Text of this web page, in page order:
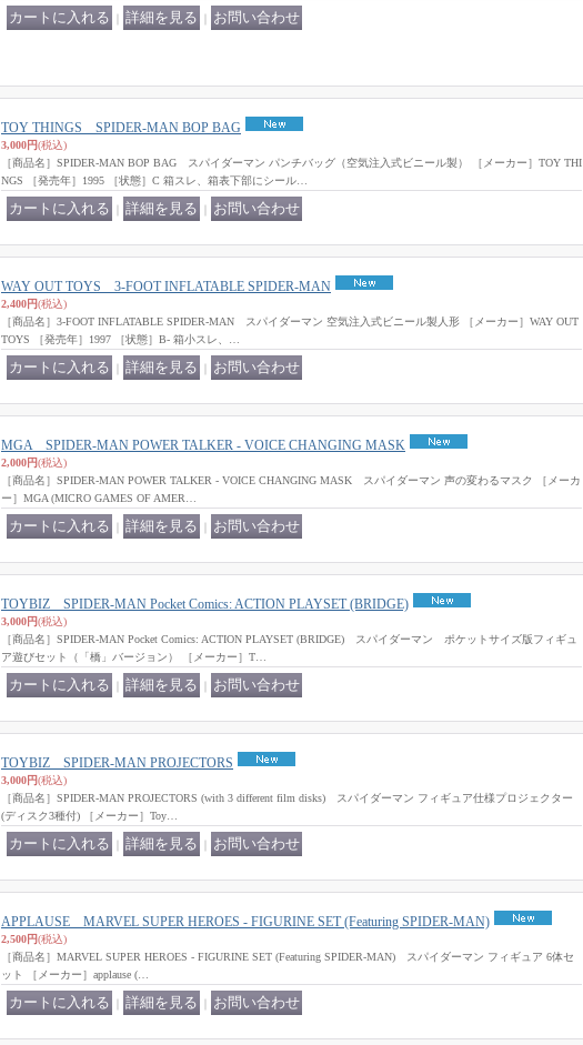
TOY THINGS SPIDER-MAN BOP BAG
3,000円(税込)
［商品名］SPIDER-MAN BOP BAG スパイダーマン パンチバッグ（空気注入式ビニール製） ［メーカー］TOY THI
NGS ［発売年］1995 ［状態］C 箱スレ、箱表下部にシール…
WAY OUT TOYS 3-FOOT INFLATABLE SPIDER-MAN
2,400円(税込)
［商品名］3-FOOT INFLATABLE SPIDER-MAN スパイダーマン 空気注入式ビニール製人形 ［メーカー］WAY OUT
TOYS ［発売年］1997 ［状態］B- 箱小スレ、…
MGA SPIDER-MAN POWER TALKER - VOICE CHANGING MASK
2,000円(税込)
［商品名］SPIDER-MAN POWER TALKER - VOICE CHANGING MASK スパイダーマン 声の変わるマスク ［メーカ
ー］MGA (MICRO GAMES OF AMER…
TOYBIZ SPIDER-MAN Pocket Comics: ACTION PLAYSET (BRIDGE)
3,000円(税込)
［商品名］SPIDER-MAN Pocket Comics: ACTION PLAYSET (BRIDGE) スパイダーマン ポケットサイズ版フィギュ
ア遊びセット（「橋」バージョン） ［メーカー］T…
TOYBIZ SPIDER-MAN PROJECTORS
3,000円(税込)
［商品名］SPIDER-MAN PROJECTORS (with 3 different film disks) スパイダーマン フィギュア仕様プロジェクター
(ディスク3種付) ［メーカー］Toy…
APPLAUSE MARVEL SUPER HEROES - FIGURINE SET (Featuring SPIDER-MAN)
2,500円(税込)
［商品名］MARVEL SUPER HEROES - FIGURINE SET (Featuring SPIDER-MAN) スパイダーマン フィギュア 6体セ
ット ［メーカー］applause (…